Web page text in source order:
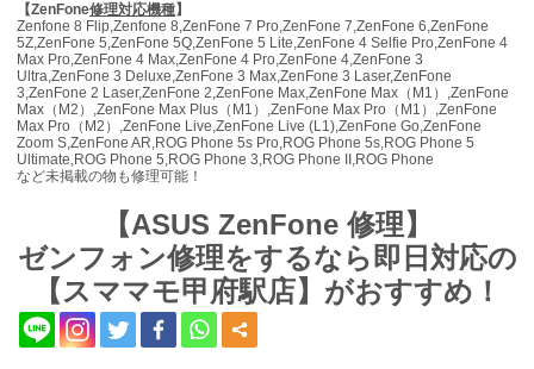
【ZenFone修理対応機種】
Zenfone 8 Flip,Zenfone 8,ZenFone 7 Pro,ZenFone 7,ZenFone 6,ZenFone
5Z,ZenFone 5,ZenFone 5Q,ZenFone 5 Lite,ZenFone 4 Selfie Pro,ZenFone 4
Max Pro,ZenFone 4 Max,ZenFone 4 Pro,ZenFone 4,ZenFone 3
Ultra,ZenFone 3 Deluxe,ZenFone 3 Max,ZenFone 3 Laser,ZenFone
3,ZenFone 2 Laser,ZenFone 2,ZenFone Max,ZenFone Max（M1）,ZenFone
Max（M2）,ZenFone Max Plus（M1）,ZenFone Max Pro（M1）,ZenFone
Max Pro（M2）,ZenFone Live,ZenFone Live (L1),ZenFone Go,ZenFone
Zoom S,ZenFone AR,ROG Phone 5s Pro,ROG Phone 5s,ROG Phone 5
Ultimate,ROG Phone 5,ROG Phone 3,ROG Phone II,ROG Phone
など未掲載の物も修理可能！
【ASUS ZenFone 修理】
ゼンフォン修理をするなら即日対応の
【スママモ甲府駅店】がおすすめ！